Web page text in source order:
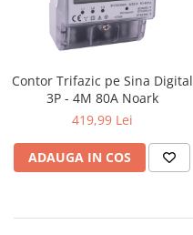
Tub PVC
Canal Cablu PVC
Bandă Izolier
Doze Electrice
Aparataj Smart
Livolo
German
Contor Trifazic pe Sina Digital
3P - 4M 80A Noark
419,99 Lei
ADAUGA IN COS